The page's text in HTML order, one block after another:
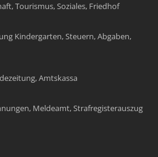
Tourismus, Soziales, Friedhof
Kindergarten, Steuern, Abgaben,
Amtskassa
Meldeamt, Strafregisterauszug